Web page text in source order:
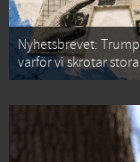
Nyhetsbrevet:
varför vi skrotar